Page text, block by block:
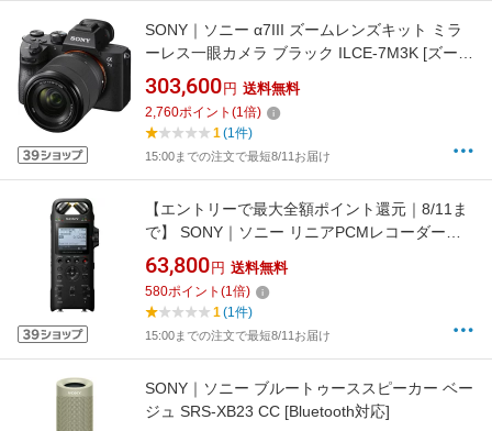
SONY｜ソニー α7III ズームレンズキット ミラ
ーレス一眼カメラ ブラック ILCE-7M3K [ズーム
レンズ][ILCE7M3K]
303,600 円 送料無料
2,760ポイント (1倍)
1(1件)
15:00までの注文で最短8/11お届け
【エントリーで最大全額ポイント還元｜8/11ま
で】 SONY｜ソニー リニアPCMレコーダー
PCM-D10 [16GB /Bluetooth対応 /ハイレゾ対応]
[録音機 ボイスレコーダー 小型 高音質
PCMD10]
63,800 円 送料無料
580ポイント (1倍)
1(1件)
15:00までの注文で最短8/11お届け
SONY｜ソニー ブルートゥーススピーカー ベー
ジュ SRS-XB23 CC [Bluetooth対応]